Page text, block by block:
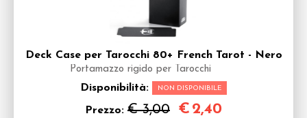
Deck Case per Tarocchi 80+ French Tarot - Nero
Portamazzo rigido per Tarocchi
Disponibilità: NON DISPONIBILE
Prezzo: € 3,00 € 2,40